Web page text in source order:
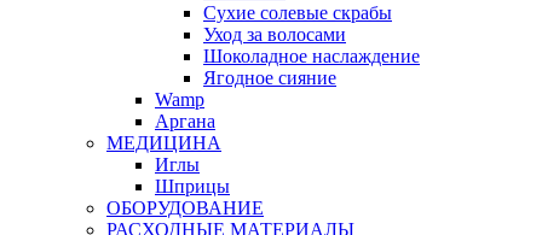
Сухие солевые скрабы
Уход за волосами
Шоколадное наслаждение
Ягодное сияние
Wamp
Аргана
МЕДИЦИНА
Иглы
Шприцы
ОБОРУДОВАНИЕ
РАСХОДНЫЕ МАТЕРИАЛЫ